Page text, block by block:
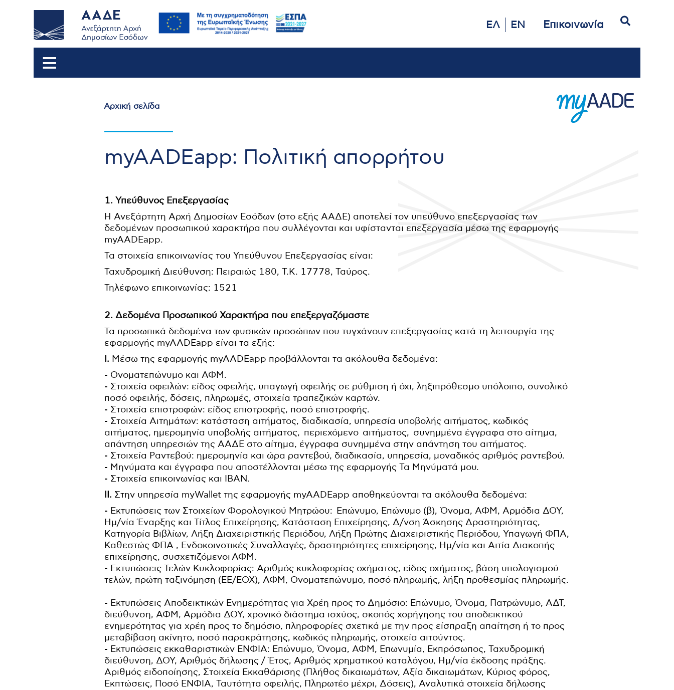
ΕΛ EN Επικοινωνία
Breadcrumb
Αρχική σελίδα
myAADEapp: Πολιτική απορρήτου
1. Υπεύθυνος Επεξεργασίας
Η Ανεξάρτητη Αρχή Δημοσίων Εσόδων (στο εξής ΑΑΔΕ) αποτελεί τον υπεύθυνο επεξεργασίας των
δεδομένων προσωπικού χαρακτήρα που συλλέγονται και υφίστανται επεξεργασία μέσω της εφαρμογής
myAADEapp.
Τα στοιχεία επικοινωνίας του Υπεύθυνου Επεξεργασίας είναι:
Ταχυδρομική Διεύθυνση: Πειραιώς 180, Τ.Κ. 17778, Ταύρος.
Τηλέφωνο επικοινωνίας: 1521
2. Δεδομένα Προσωπικού Χαρακτήρα που επεξεργαζόμαστε
Τα προσωπικά δεδομένα των φυσικών προσώπων που τυγχάνουν επεξεργασίας κατά τη λειτουργία της
εφαρμογής myAADEapp είναι τα εξής:
Ι. Μέσω της εφαρμογής myAADEapp προβάλλονται τα ακόλουθα δεδομένα:
- Ονοματεπώνυμο και ΑΦΜ.
- Στοιχεία οφειλών: είδος οφειλής, υπαγωγή οφειλής σε ρύθμιση ή όχι, ληξιπρόθεσμο υπόλοιπο, συνολικό
ποσό οφειλής, δόσεις, πληρωμές, στοιχεία τραπεζικών καρτών.
- Στοιχεία επιστροφών: είδος επιστροφής, ποσό επιστροφής.
- Στοιχεία Αιτημάτων: κατάσταση αιτήματος, διαδικασία, υπηρεσία υποβολής αιτήματος, κωδικός
αιτήματος, ημερομηνία υποβολής αιτήματος, περιεχόμενο αιτήματος, συνημμένα έγγραφα στο αίτημα,
απάντηση υπηρεσιών της ΑΑΔΕ στο αίτημα, έγγραφα συνημμένα στην απάντηση του αιτήματος.
- Στοιχεία Ραντεβού: ημερομηνία και ώρα ραντεβού, διαδικασία, υπηρεσία, μοναδικός αριθμός ραντεβού.
- Μηνύματα και έγγραφα που αποστέλλονται μέσω της εφαρμογής Τα Μηνύματά μου.
- Στοιχεία επικοινωνίας και ΙΒΑΝ.
ΙΙ. Στην υπηρεσία myWallet της εφαρμογής myAADEapp αποθηκεύονται τα ακόλουθα δεδομένα:
- Εκτυπώσεις των Στοιχείων Φορολογικού Μητρώου: Επώνυμο, Επώνυμο (β), Όνομα, ΑΦΜ, Αρμόδια ΔΟΥ,
Ημ/νία Έναρξης και Τίτλος Επιχείρησης, Κατάσταση Επιχείρησης, Δ/νση Άσκησης Δραστηριότητας,
Κατηγορία Βιβλίων, Λήξη Διαχειριστικής Περιόδου, Λήξη Πρώτης Διαχειριστικής Περιόδου, Υπαγωγή ΦΠΑ,
Καθεστώς ΦΠΑ , Ενδοκοινοτικές Συναλλαγές, δραστηριότητες επιχείρησης, Ημ/νία και Αιτία Διακοπής
επιχείρησης, συσχετιζόμενοι ΑΦΜ.
- Εκτυπώσεις Τελών Κυκλοφορίας: Αριθμός κυκλοφορίας οχήματος, είδος οχήματος, βάση υπολογισμού
τελών, πρώτη ταξινόμηση (ΕΕ/ΕΟΧ), ΑΦΜ, Ονοματεπώνυμο, ποσό πληρωμής, λήξη προθεσμίας πληρωμής.
- Εκτυπώσεις Αποδεικτικών Ενημερότητας για Χρέη προς το Δημόσιο: Επώνυμο, Όνομα, Πατρώνυμο, ΑΔΤ,
διεύθυνση, ΑΦΜ, Αρμόδια ΔΟΥ, χρονικό διάστημα ισχύος, σκοπός χορήγησης του αποδεικτικού
ενημερότητας για χρέη προς το δημόσιο, πληροφορίες σχετικά με την προς είσπραξη απαίτηση ή το προς
μεταβίβαση ακίνητο, ποσό παρακράτησης, κωδικός πληρωμής, στοιχεία αιτούντος.
- Εκτυπώσεις εκκαθαριστικών ΕΝΦΙΑ: Επώνυμο, Όνομα, ΑΦΜ, Επωνυμία, Εκπρόσωπος, Ταχυδρομική
διεύθυνση, ΔΟΥ, Αριθμός δήλωσης / Έτος, Αριθμός χρηματικού καταλόγου, Ημ/νία έκδοσης πράξης.
Αριθμός ειδοποίησης, Στοιχεία Εκκαθάρισης (Πλήθος δικαιωμάτων, Αξία δικαιωμάτων, Κύριος φόρος,
Εκπτώσεις, Ποσό ΕΝΦΙΑ, Ταυτότητα οφειλής, Πληρωτέο μέχρι, Δόσεις), Αναλυτικά στοιχεία δήλωσης